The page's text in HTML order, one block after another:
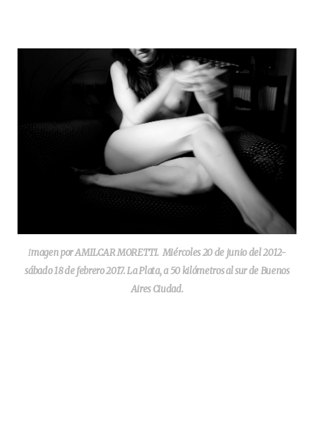
Imagen por AMILCAR MORETTI. Miércoles 20 de junio del 2012-
sábado 18 de febrero 2017. La Plata, a 50 kilómetros al sur de Buenos
Aires Ciudad.